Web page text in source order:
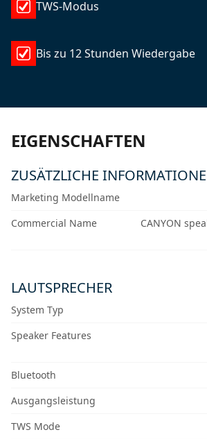
TWS-Modus
Bis zu 12 Stunden Wiedergabe
EIGENSCHAFTEN
ZUSÄTZLICHE
Marketing Modellname
Commercial Name
CANYON
LAUTSPRECHER
System Typ
Speaker Features
Bluetooth
Ausgangsleistung
TWS Mode